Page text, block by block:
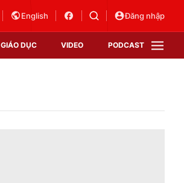
English Đăng nhập
GIÁO DỤC VIDEO PODCAST
VTV Sức khoẻ